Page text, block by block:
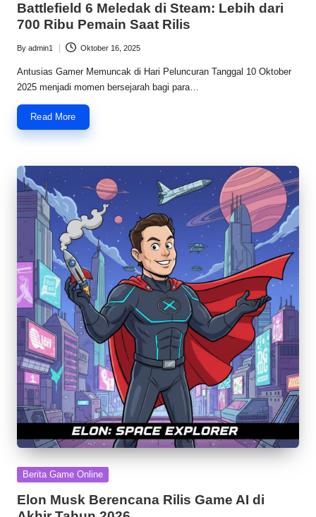
Battlefield 6 Meledak di Steam: Lebih dari
700 Ribu Pemain Saat Rilis
Posted
by
By admin1 Oktober 16, 2025
Antusias Gamer Memuncak di Hari Peluncuran Tanggal 10 Oktober
2025 menjadi momen bersejarah bagi para…
Read More
Posted
Berita Game Online
Elon Musk Berencana Rilis Game AI di